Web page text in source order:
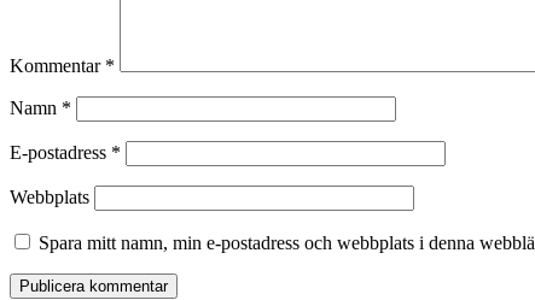
Kommentar *
Namn *
E-postadress *
Webbplats
Spara mitt namn, min e-postadress och webbplats i denna